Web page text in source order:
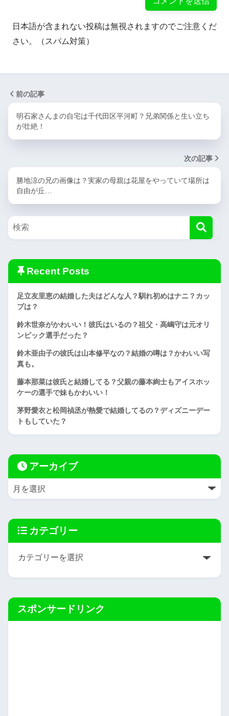
日本語が含まれない投稿は無視されますのでご注意くだ
さい。（スパム対策）
前の記事
明石家さんまの自宅は千代田区平河町？兄弟関係と生い立ち
が壮絶！
次の記事
勝地涼の兄の画像は？実家の母親は花屋をやっていて場所は
自由が丘…
Recent Posts
足立友里恵の結婚した夫はどんな人？馴れ初めはナニ？カッ
プは？
鈴木世奈がかわいい！彼氏はいるの？祖父・高嶋守は元オリ
ンピック選手だった？
鈴木亜由子の彼氏は山本修平なの？結婚の噂は？かわいい写
真も。
藤本那菜は彼氏と結婚してる？父親の藤本絢士もアイスホッ
ケーの選手で妹もかわいい！
茅野愛衣と松岡禎丞が熱愛で結婚してるの？ディズニーデー
トもしていた？
アーカイブ
カテゴリー
スポンサードリンク